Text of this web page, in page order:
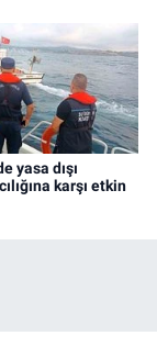
yasa dışı
karşı etkin